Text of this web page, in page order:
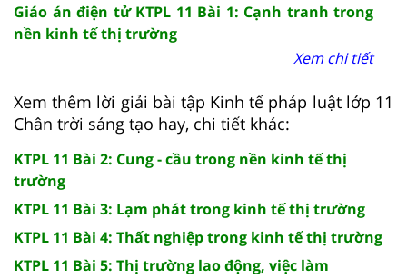
Giáo án điện tử KTPL 11 Bài 1: Cạnh tranh trong
nền kinh tế thị trường
Xem chi tiết
Xem thêm lời giải bài tập Kinh tế pháp luật lớp 11
Chân trời sáng tạo hay, chi tiết khác:
KTPL 11 Bài 2: Cung - cầu trong nền kinh tế thị
trường
KTPL 11 Bài 3: Lạm phát trong kinh tế thị trường
KTPL 11 Bài 4: Thất nghiệp trong kinh tế thị trường
KTPL 11 Bài 5: Thị trường lao động, việc làm